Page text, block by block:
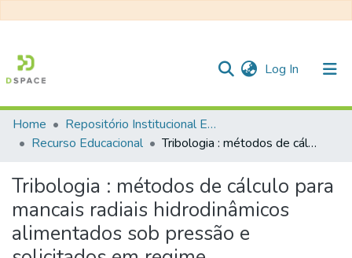
Log In (current)
Communities & Collections
Statistics
Home
Repositório Institucional EESC
Recurso Educacional
Tribologia : métodos de cálculo para mancais radiais hidrodinâmicos alimentados sob pressão e solicitados em regime
Tribologia : métodos de cálculo para
mancais radiais hidrodinâmicos
alimentados sob pressão e